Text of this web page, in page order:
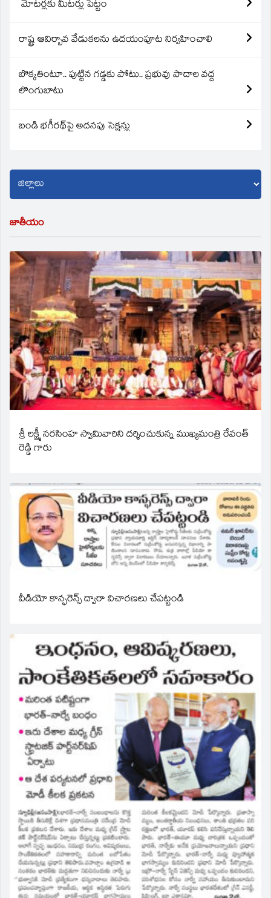
మోటర్లకు మీటర్లు పెట్టం
రాష్ట్ర ఆవిర్బావ వేడుకలను ఉదయంపూట నిర్వహించాలి
బొక్కతింటూ.. పుట్టిన గడ్డకు పోటు.. ప్రభువు పాదాల వద్ద
లొంగుబాటు
బండి భగీరథ్‌పై అదనపు సెక్షన్లు
జాతీయం
శ్రీ లక్ష్మీ నరసింహ స్వామివారిని దర్శించుకున్న ముఖ్యమంత్రి రేవంత్
రెడ్డి గారు
వీడియో కాన్ఫరెన్స్ ద్వారా విచారణలు చేపట్టండి